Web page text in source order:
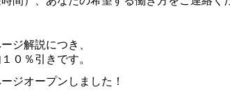
ジ解説につき、
０％引きです。
ジオープンしました！